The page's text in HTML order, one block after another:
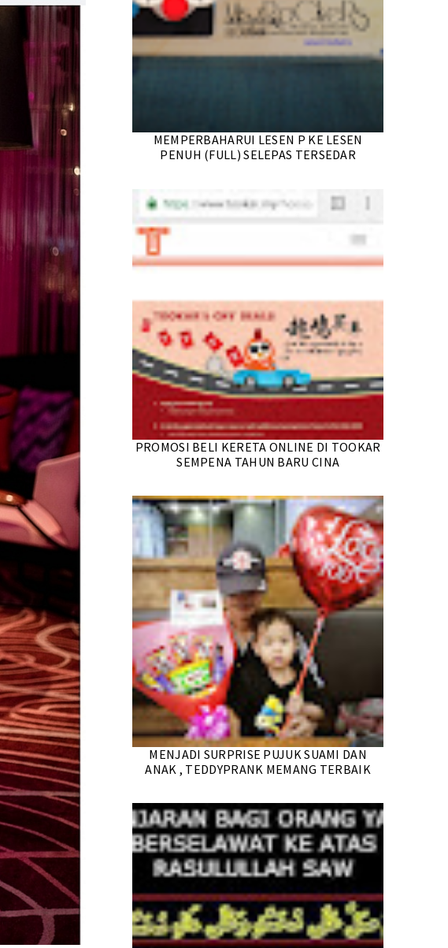
MEMPERBAHARUI LESEN P KE LESEN
PENUH (FULL) SELEPAS TERSEDAR
PROMOSI BELI KERETA ONLINE DI TOOKAR
SEMPENA TAHUN BARU CINA
MENJADI SURPRISE PUJUK SUAMI DAN
ANAK , TEDDYPRANK MEMANG TERBAIK